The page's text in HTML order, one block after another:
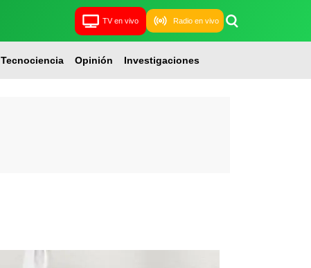
TV en vivo Radio en vivo
Tecnociencia Opinión Investigaciones